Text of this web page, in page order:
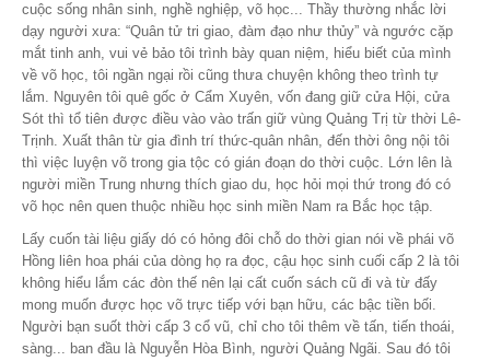
cuộc sống nhân sinh, nghề nghiệp, võ học... Thầy thường nhắc lời
dạy người xưa: “Quân tử tri giao, đàm đạo như thủy” và ngước cặp
mắt tinh anh, vui vẻ bảo tôi trình bày quan niệm, hiểu biết của mình
về võ học, tôi ngần ngại rồi cũng thưa chuyện không theo trình tự
lắm. Nguyên tôi quê gốc ở Cẩm Xuyên, vốn đang giữ cửa Hội, cửa
Sót thì tổ tiên được điều vào vào trấn giữ vùng Quảng Trị từ thời Lê-
Trịnh. Xuất thân từ gia đình trí thức-quân nhân, đến thời ông nội tôi
thì việc luyện võ trong gia tộc có gián đoạn do thời cuộc. Lớn lên là
người miền Trung nhưng thích giao du, học hỏi mọi thứ trong đó có
võ học nên quen thuộc nhiều học sinh miền Nam ra Bắc học tập.
Lấy cuốn tài liệu giấy dó có hỏng đôi chỗ do thời gian nói về phái võ
Hồng liên hoa phái của dòng họ ra đọc, cậu học sinh cuối cấp 2 là tôi
không hiểu lắm các đòn thế nên lại cất cuốn sách cũ đi và từ đấy
mong muốn được học võ trực tiếp với bạn hữu, các bậc tiền bối.
Người bạn suốt thời cấp 3 cổ vũ, chỉ cho tôi thêm về tấn, tiến thoái,
sàng... ban đầu là Nguyễn Hòa Bình, người Quảng Ngãi. Sau đó tôi